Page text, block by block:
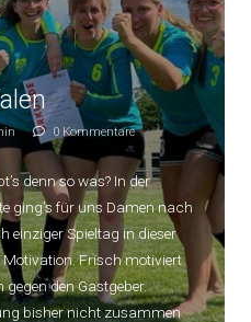
0 Kommentare
denn so was? In der
ging’s für uns Damen nach
einziger Spieltag in dieser
Frisch motiviert
den Gastgeber.
bisher nicht zusammen